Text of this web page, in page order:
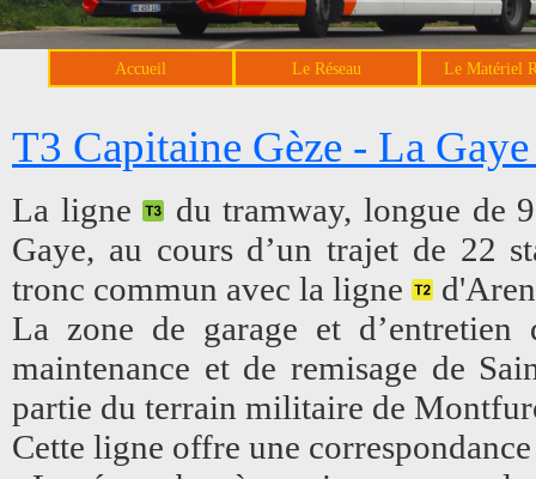
Accueil Le Réseau Le Matériel
T3 Capitaine Gèze - La
La ligne
du tramway, longue de
Gaye, au cours d’un trajet de 22
tronc commun avec la ligne
La zone de garage et
maintenance et de remisage de
partie du terrain militaire de
Cette ligne offre une